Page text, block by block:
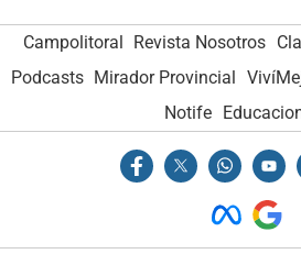
Campolitoral Revista Nosotros
Podcasts Mirador Provincial
Notife